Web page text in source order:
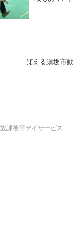
ばえる須坂市動
放課後等デイサービス